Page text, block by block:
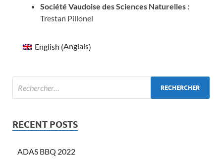
Société Vaudoise des Sciences Naturelles :
Trestan Pillonel
English (Anglais)
RECENT POSTS
ADAS BBQ 2022